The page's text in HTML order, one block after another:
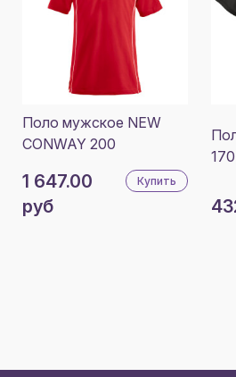
Поло мужское NEW
CONWAY 200
1 647.00
руб
Купить
170